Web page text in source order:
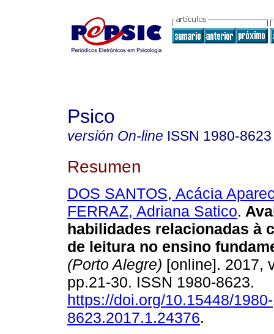
Psico
versión On-line ISSN 1980-8623
Resumen
DOS SANTOS, Acácia
FERRAZ, Adriana Satico.
habilidades relacionadas à
de leitura no ensino
(Porto Alegre) [online]. 2017,
pp.21-30. ISSN 1980-8623.
https://doi.org/10.15448/1980-
8623.2017.1.24376.